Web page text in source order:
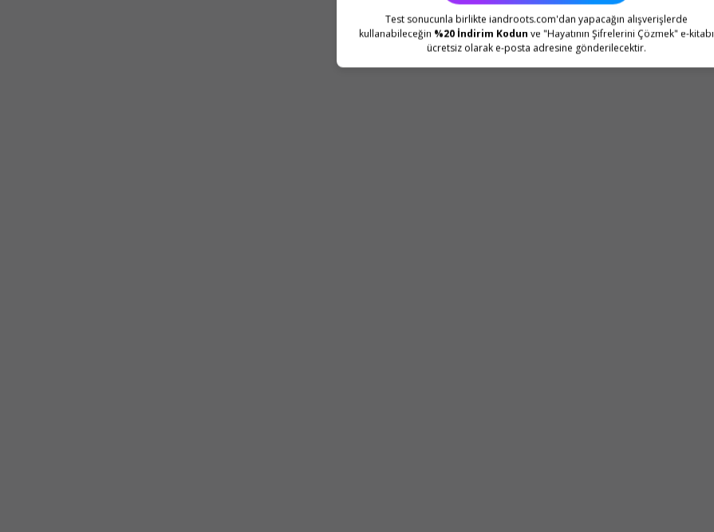
Test sonucunla birlikte iandroots.com'dan yapacağın alışverişlerde
kullanabileceğin %20 İndirim Kodun ve "Hayatının Şifrelerini Çözmek" e-kitabı
ücretsiz olarak e-posta adresine gönderilecektir.